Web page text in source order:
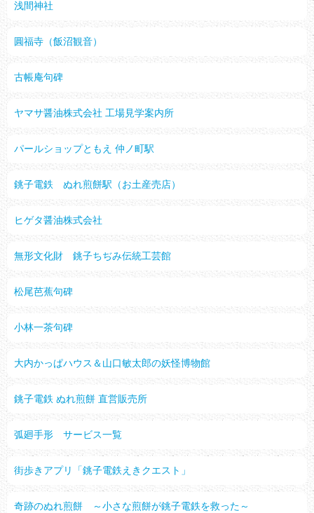
浅間神社
圓福寺（飯沼観音）
古帳庵句碑
ヤマサ醤油株式会社 工場見学案内所
パールショップともえ 仲ノ町駅
銚子電鉄 ぬれ煎餅駅（お土産売店）
ヒゲタ醤油株式会社
無形文化財 銚子ちぢみ伝統工芸館
松尾芭蕉句碑
小林一茶句碑
大内かっぱハウス＆山口敏太郎の妖怪博物館
銚子電鉄 ぬれ煎餅 直営販売所
弧廻手形 サービス一覧
街歩きアプリ「銚子電鉄えきクエスト」
奇跡のぬれ煎餅 ～小さな煎餅が銚子電鉄を救った～